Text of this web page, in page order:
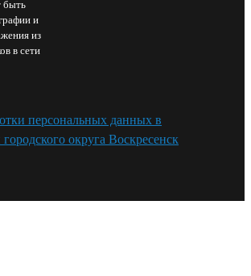
быть
и
из
в сети
персональных данных в
округа Воскресенск